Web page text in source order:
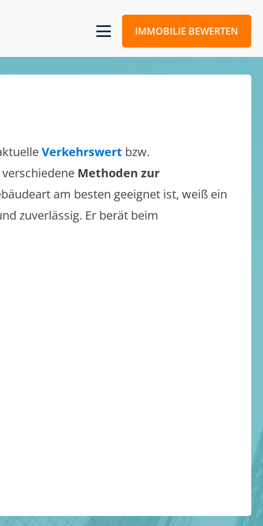
IMMOBILIE BEWERTEN
Verkehrswert bzw.
Methoden zur
am besten geeignet ist, weiß ein
zuverlässig. Er berät beim